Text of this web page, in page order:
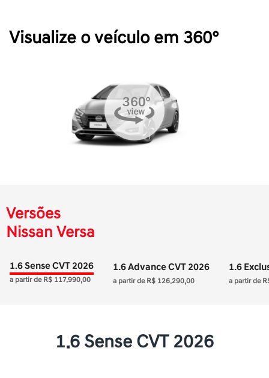
Visualize o veículo em 360°
Versões
Nissan Versa
1.6 Sense CVT 2026
a partir de R$ 117.990,00
1.6 Advance CVT 2026
a partir de R$ 126.290,00
1.6
a partir de
1.6 Sense CVT 2026